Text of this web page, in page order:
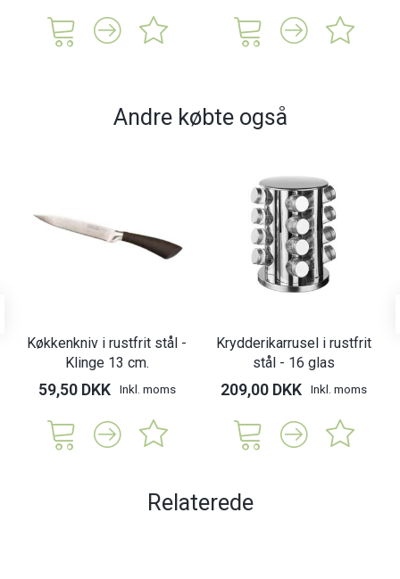
Andre købte også
Køkkenkniv i rustfrit stål -
Klinge 13 cm.
59,50 DKK Inkl. moms
Krydderikarrusel i rustfrit
stål - 16 glas
209,00 DKK Inkl. moms
Relaterede